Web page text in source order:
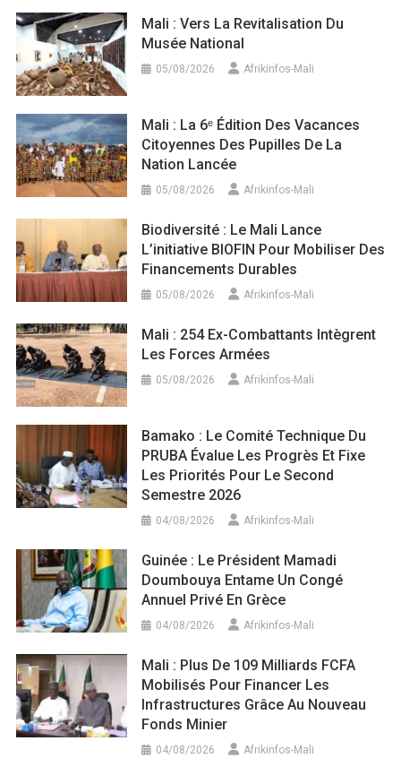
Mali : Vers La Revitalisation Du
Musée National
05/08/2026 Afrikinfos-Mali
Mali : La 6ᵉ Édition Des Vacances
Citoyennes Des Pupilles De La
Nation Lancée
05/08/2026 Afrikinfos-Mali
Biodiversité : Le Mali Lance
L’initiative BIOFIN Pour Mobiliser Des
Financements Durables
05/08/2026 Afrikinfos-Mali
Mali : 254 Ex-Combattants Intègrent
Les Forces Armées
05/08/2026 Afrikinfos-Mali
Bamako : Le Comité Technique Du
PRUBA Évalue Les Progrès Et Fixe
Les Priorités Pour Le Second
Semestre 2026
04/08/2026 Afrikinfos-Mali
Guinée : Le Président Mamadi
Doumbouya Entame Un Congé
Annuel Privé En Grèce
04/08/2026 Afrikinfos-Mali
Mali : Plus De 109 Milliards FCFA
Mobilisés Pour Financer Les
Infrastructures Grâce Au Nouveau
Fonds Minier
04/08/2026 Afrikinfos-Mali